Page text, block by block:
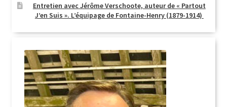
Entretien avec Jérôme Verschoote, auteur de « Partout
J’en Suis ». L’équipage de Fontaine-Henry (1879-1914)